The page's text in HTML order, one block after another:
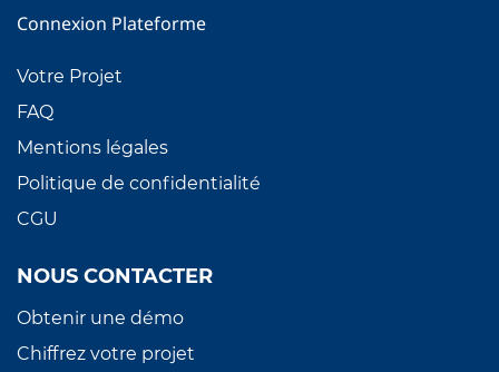
Connexion Plateforme
Votre Projet
FAQ
Mentions légales
Politique de confidentialité
CGU
NOUS CONTACTER
Obtenir une démo
Chiffrez votre projet